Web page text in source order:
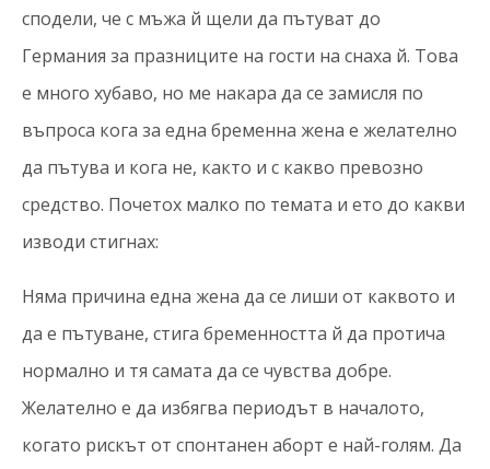
сподели, че с мъжа й щели да пътуват до
Германия за празниците на гости на снаха й. Това
е много хубаво, но ме накара да се замисля по
въпроса кога за една бременна жена е желателно
да пътува и кога не, както и с какво превозно
средство. Почетох малко по темата и ето до какви
изводи стигнах:
Няма причина една жена да се лиши от каквото и
да е пътуване, стига бременността й да протича
нормално и тя самата да се чувства добре.
Желателно е да избягва периодът в началото,
когато рискът от спонтанен аборт е най-голям. Да